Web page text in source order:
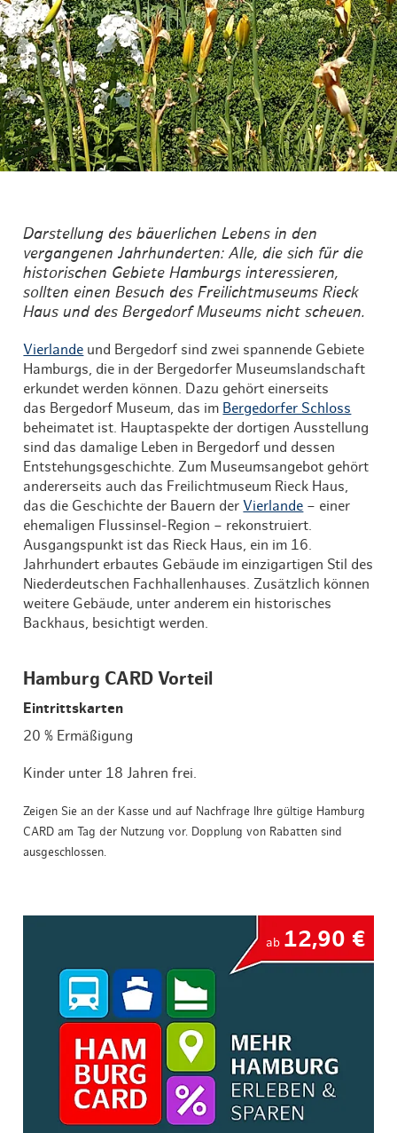
Darstellung des bäuerlichen Lebens in den
vergangenen Jahrhunderten: Alle, die sich für die
historischen Gebiete Hamburgs interessieren,
sollten einen Besuch des Freilichtmuseums Rieck
Haus und des Bergedorf Museums nicht scheuen.
Vierlande und Bergedorf sind zwei spannende Gebiete
Hamburgs, die in der Bergedorfer Museumslandschaft
erkundet werden können. Dazu gehört einerseits
das Bergedorf Museum, das im Bergedorfer Schloss
beheimatet ist. Hauptaspekte der dortigen Ausstellung
sind das damalige Leben in Bergedorf und dessen
Entstehungsgeschichte. Zum Museumsangebot gehört
andererseits auch das Freilichtmuseum Rieck Haus,
das die Geschichte der Bauern der Vierlande – einer
ehemaligen Flussinsel-Region – rekonstruiert.
Ausgangspunkt ist das Rieck Haus, ein im 16.
Jahrhundert erbautes Gebäude im einzigartigen Stil des
Niederdeutschen Fachhallenhauses. Zusätzlich können
weitere Gebäude, unter anderem ein historisches
Backhaus, besichtigt werden.
Hamburg CARD Vorteil
Eintrittskarten
20 % Ermäßigung
Kinder unter 18 Jahren frei.
Zeigen Sie an der Kasse und auf Nachfrage Ihre gültige Hamburg
CARD am Tag der Nutzung vor. Dopplung von Rabatten sind
ausgeschlossen.
ab 12,90 €